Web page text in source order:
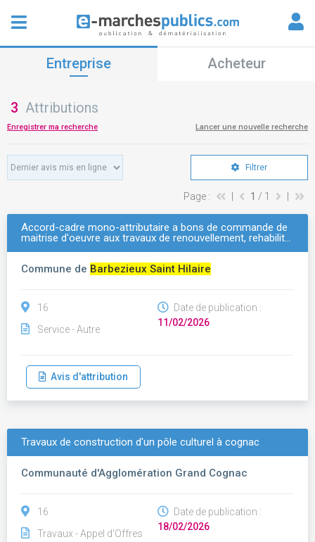
Entreprise Acheteur
3 Attributions
Enregistrer ma recherche Lancer une nouvelle recherche
Filtrer
Page : 1 / 1
Accord-cadre mono-attributaire a bons de commande de
maitrise d'oeuvre aux travaux de renouvellement, rehabilit…
Commune de Barbezieux Saint Hilaire
16
Service - Autre
Date de publication :
11/02/2026
Avis d'attribution
Travaux de construction d'un pôle culturel à cognac
Communauté d'Agglomération Grand Cognac
16
Travaux - Appel d'Offres
Date de publication :
18/02/2026